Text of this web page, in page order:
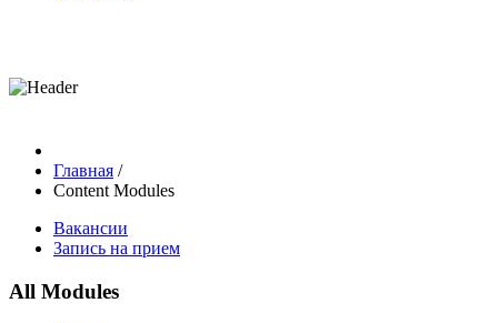
Главная /
Content Modules
Вакансии
Запись на прием
All Modules